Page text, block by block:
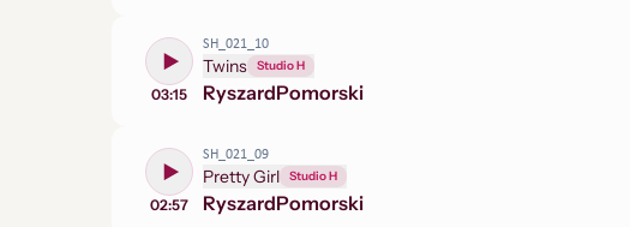
03:15
SH_021_10
Twins Studio H
RyszardPomorski
02:57
SH_021_09
Pretty Girl Studio H
RyszardPomorski